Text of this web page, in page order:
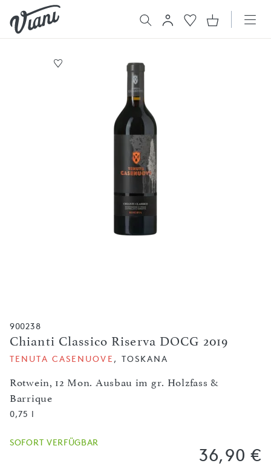
900238
Chianti Classico Riserva DOCG 2019
Rotwein, 12 Mon. Ausbau im gr. Holzfass &
Barrique
TENUTA CASENUOVE , TOSKANA
0,75 l
SOFORT VERFÜGBAR
36,90 €